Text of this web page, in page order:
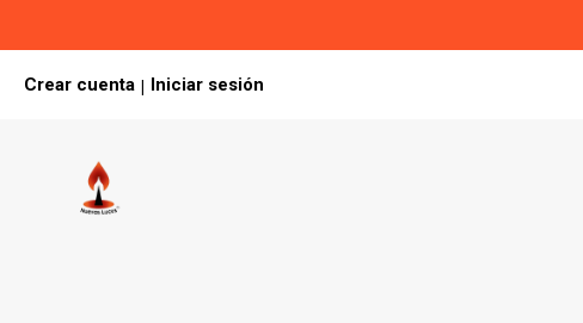
Crear cuenta | Iniciar sesión